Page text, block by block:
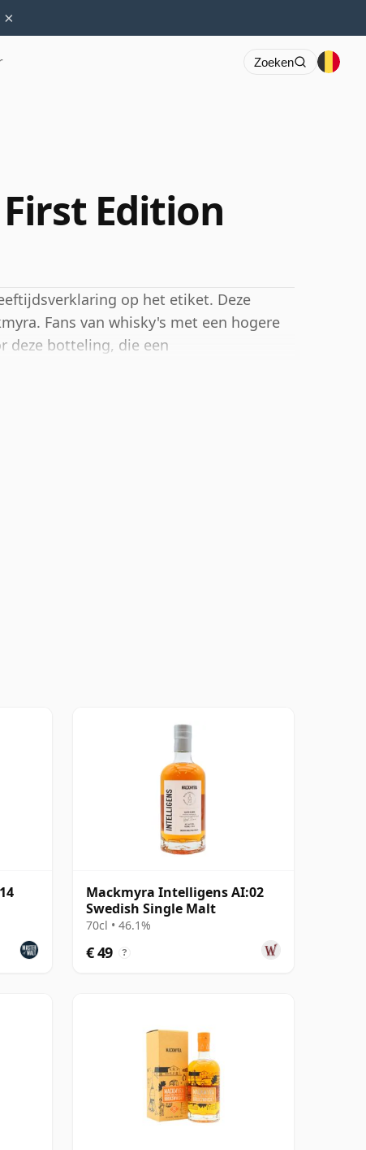
×
Zoeken
Edition
op het etiket. Deze
Fans van whisky's met een hogere
deze botteling, die een
Mackmyra Intelligens AI:02
Swedish Single Malt
70cl • 46.1%
€ 49 ?